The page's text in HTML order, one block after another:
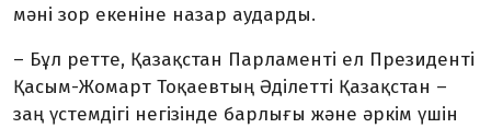
мәні зор екеніне назар аударды.
– Бұл ретте, Қазақстан Парламенті ел Президенті
Қасым-Жомарт Тоқаевтың Әділетті Қазақстан –
заң үстемдігі негізінде барлығы және әркім үшін